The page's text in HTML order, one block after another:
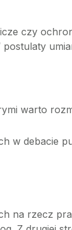
czy
postulaty
warto
w debacie
na rzecz